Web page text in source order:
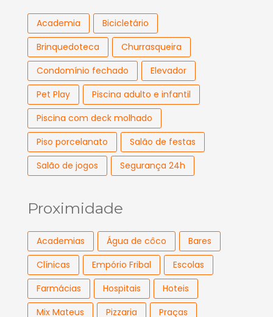
Academia
Bicicletário
Brinquedoteca
Churrasqueira
Condomínio fechado
Elevador
Pet Play
Piscina adulto e infantil
Piscina com deck molhado
Piso porcelanato
Salão de festas
Salão de jogos
Segurança 24h
Proximidade
Academias Água de côco
Bares
Clínicas
Empório Fribal
Escolas
Farmácias
Hospitais
Hoteis
Mix Mateus
Pizzaria Praças